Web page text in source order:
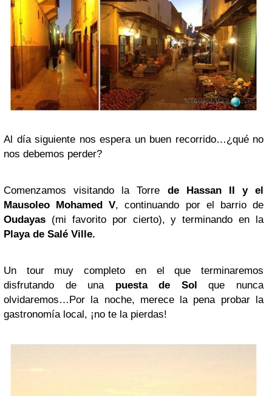
Al día siguiente nos espera un buen recorrido…¿qué no
nos debemos perder?
Comenzamos visitando la Torre de Hassan II y el
Mausoleo Mohamed V, continuando por el barrio de
Oudayas (mi favorito por cierto), y terminando en la
Playa de Salé Ville.
Un tour muy completo en el que terminaremos
disfrutando de una puesta de Sol
que nunca
olvidaremos…Por la noche, merece la pena probar la
gastronomía local, ¡no te la pierdas!